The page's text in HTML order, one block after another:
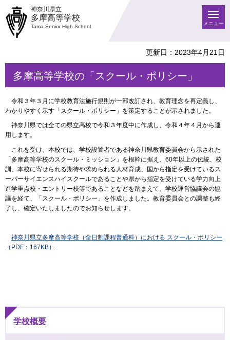
神奈川県立
多摩高等学校
Tama Senior High School
メニュー
更新日：2023年4月21日
多摩高等学校の「スクール・ポリシー」
令和３年３月に学校教育法施行規則が一部改訂され、教育理念を再定義し、
わかりやすく示す「スクール・ポリシー」を策定することが示されました。
神奈川県では全ての県立高校で令和３年度中に作成し、令和４年４月から運
用します。
これを受け、本校では、学校設置者である神奈川県教育委員会から示された
「多摩高等学校のスクール・ミッション」を根幹に据え、60年以上の伝統、校
訓、本校に寄せられる期待や求められる人材育成、国から指定を受けているス
ーパーサイエンスハイスクールであることや県から指定を受けている学力向上
進学重点校・エントリー校等であることなどを踏まえて、学校運営協議会の協
議を経て、「スクール・ポリシー」を作成しました。教育委員会との調整も終
了し、確定いたしましたのでお知らせします。
神奈川県立多摩高等学校（全日制課程普通科）における スクール・ポリシー
（PDF：167KB）
学校概要